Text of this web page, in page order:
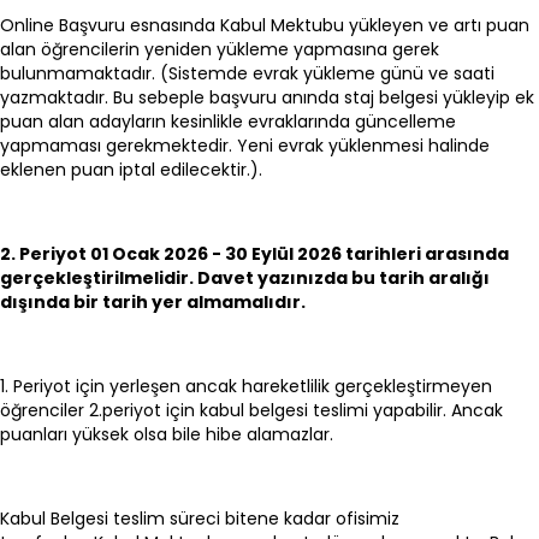
Online Başvuru esnasında Kabul Mektubu yükleyen ve artı puan
alan öğrencilerin yeniden yükleme yapmasına gerek
bulunmamaktadır. (Sistemde evrak yükleme günü ve saati
yazmaktadır. Bu sebeple başvuru anında staj belgesi yükleyip ek
puan alan adayların kesinlikle evraklarında güncelleme
yapmaması gerekmektedir. Yeni evrak yüklenmesi halinde
eklenen puan iptal edilecektir.).
2. Periyot 01 Ocak 2026 - 30 Eylül 2026 tarihleri arasında
gerçekleştirilmelidir. Davet yazınızda bu tarih aralığı
dışında bir tarih yer almamalıdır.
1. Periyot için yerleşen ancak hareketlilik gerçekleştirmeyen
öğrenciler 2.periyot için kabul belgesi teslimi yapabilir. Ancak
puanları yüksek olsa bile hibe alamazlar.
Kabul Belgesi teslim süreci bitene kadar ofisimiz